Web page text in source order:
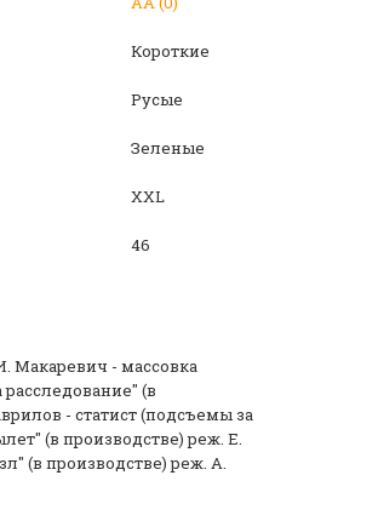
Короткие
Русые
Зеленые
XXL
46
Макаревич - массовка
(в
- статист (подсъемы за
(в производстве) реж. Е.
(в производстве) реж. А.